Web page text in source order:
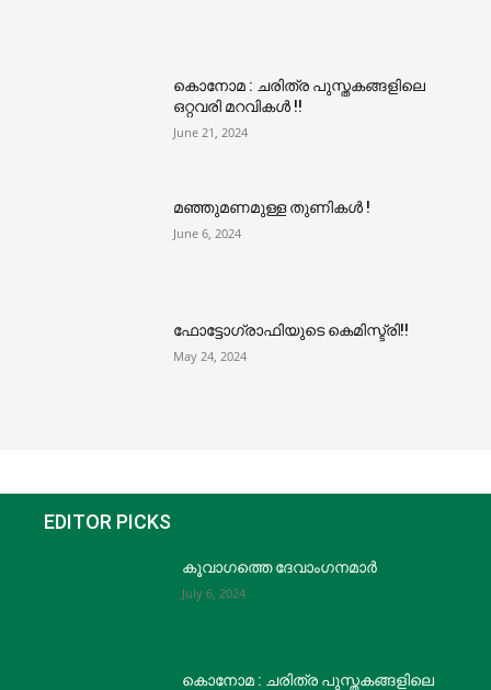
കൊനോമ : ചരിത്ര പുസ്തകങ്ങളിലെ
ഒറ്റവരി മറവികൾ !!
June 21, 2024
മഞ്ഞുമണമുള്ള തുണികൾ !
June 6, 2024
ഫോട്ടോഗ്രാഫിയുടെ കെമിസ്ട്രി!!
May 24, 2024
EDITOR PICKS
കൂവാഗത്തെ ദേവാംഗനമാർ
July 6, 2024
കൊനോമ : ചരിത്ര പുസ്തകങ്ങളിലെ